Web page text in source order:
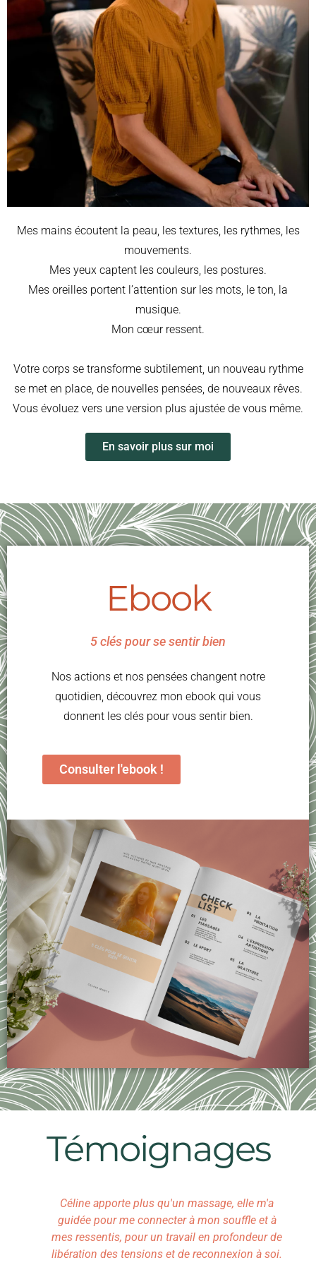
Mes mains écoutent la peau, les textures, les rythmes, les
mouvements.
Mes yeux captent les couleurs, les postures.
Mes oreilles portent l’attention sur les mots, le ton, la
musique.
Mon cœur ressent.
Votre corps se transforme subtilement, un nouveau rythme
se met en place, de nouvelles pensées, de nouveaux rêves.
Vous évoluez vers une version plus ajustée de vous même.
En savoir plus sur moi
Ebook
5 clés pour se sentir bien
Nos actions et nos pensées changent notre
quotidien, découvrez mon ebook qui vous
donnent les clés pour vous sentir bien.
Consulter l'ebook !
Témoignages
Céline apporte plus qu'un massage, elle m'a
guidée pour me connecter à mon souffle et à
mes ressentis, pour un travail en profondeur de
libération des tensions et de reconnexion à soi.